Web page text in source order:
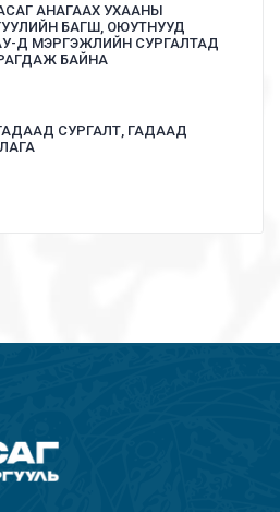
АНАГААХ УХААНЫ
БАГШ, ОЮУТНУУД
Д МЭРГЭЖЛИЙН СУРГАЛТАД
БАЙНА
СУРГАЛТ, ГАДААД